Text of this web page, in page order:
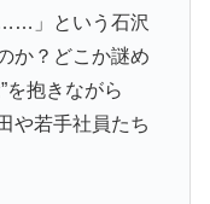
……」という石沢
か？どこか謎め
を抱きながら
や若手社員たち